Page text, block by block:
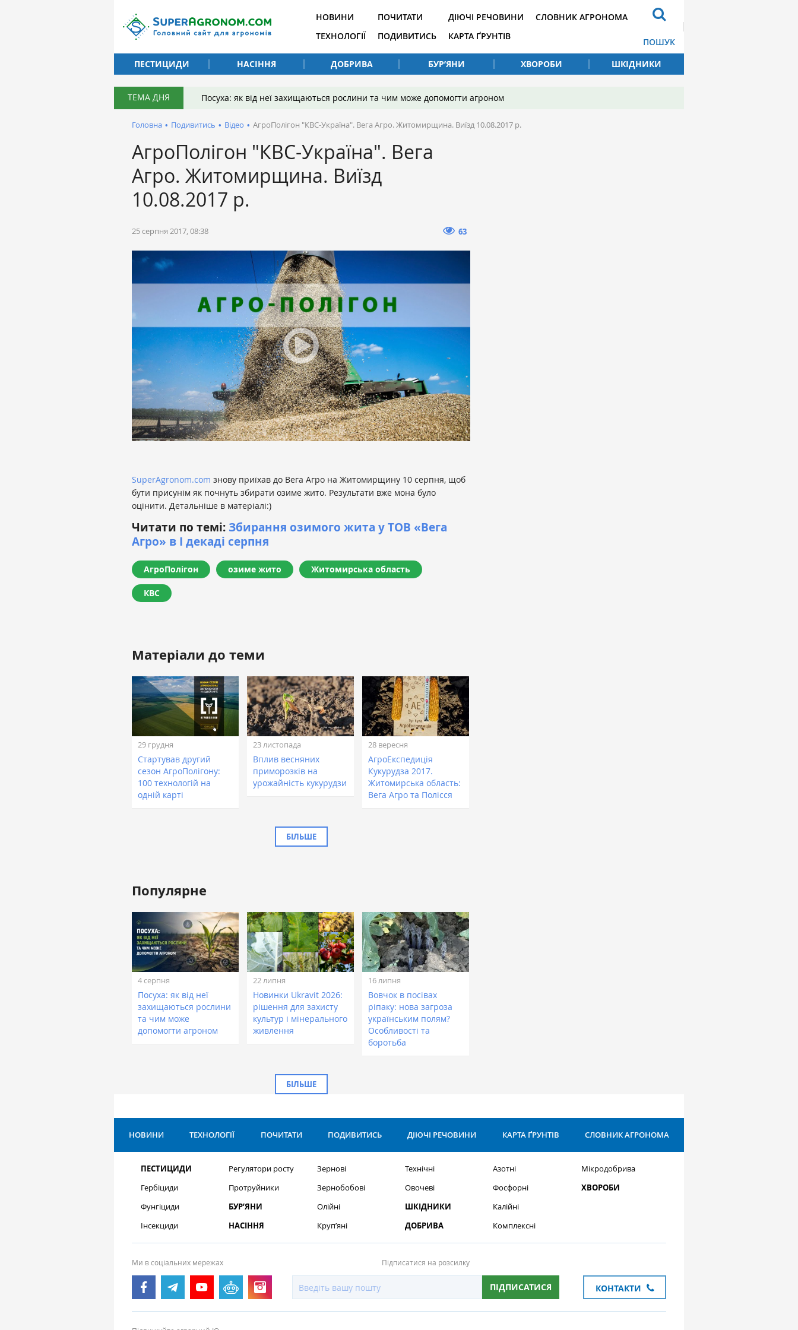
НОВИНИ
ТЕХНОЛОГІЇ
ПОЧИТАТИ
ПОДИВИТИСЬ
ДІЮЧІ РЕЧОВИНИ
КАРТА ҐРУНТІВ
СЛОВНИК АГРОНОМА
ПОШУК
ПЕСТИЦИДИ
НАСІННЯ ДОБРИВА БУР’ЯНИ ХВОРОБИ ШКІДНИКИ
ТЕМА ДНЯ Посуха: як від неї захищаються рослини та чим може допомогти агроном
Головна • Подивитись • Відео • АгроПолігон "КВС-Україна". Вега Агро. Житомирщина. Виїзд 10.08.2017 р.
АгроПолігон "КВС-Україна". Вега
Агро. Житомирщина. Виїзд
10.08.2017 р.
25 серпня 2017, 08:38 63
SuperAgronom.com знову приїхав до Вега Агро на Житомирщину 10 серпня, щоб
бути присунім як почнуть збирати озиме жито. Результати вже мона було
оцінити. Детальніше в матеріалі:)
Читати по темі: Збирання озимого жита у ТОВ «Вега
Агро» в І декаді серпня
АгроПолігон озиме жито Житомирська область
КВС
Матеріали до теми
29 грудня
Стартував другий
сезон АгроПолігону:
100 технологій на
одній карті
23 листопада
Вплив весняних
приморозків на
урожайність кукурудзи
28 вересня
АгроЕкспедиція
Кукурудза 2017.
Житомирська область:
Вега Агро та Полісся
БІЛЬШЕ
Популярне
4 серпня
Посуха: як від неї
захищаються рослини
та чим може
допомогти агроном
22 липня
Новинки Ukravit 2026:
рішення для захисту
культур і мінерального
живлення
16 липня
Вовчок в посівах
ріпаку: нова загроза
українським полям?
Особливості та
боротьба
БІЛЬШЕ
НОВИНИ ТЕХНОЛОГІЇ ПОЧИТАТИ ПОДИВИТИСЬ ДІЮЧІ РЕЧОВИНИ КАРТА ҐРУНТІВ СЛОВНИК АГРОНОМА
ПЕСТИЦИДИ
Гербіциди
Фунгіциди
Інсекциди
Регулятори росту
Протруйники
БУР’ЯНИ
НАСІННЯ
Зернові
Зернобобові
Олійні
Круп’яні
Технічні
Овочеві
ШКІДНИКИ
ДОБРИВА
Азотні
Фосфорні
Калійні
Комплексні
Мікродобрива
ХВОРОБИ
Ми в соціальних мережах Підписатися на розсилку
ПІДПИСАТИСЯ КОНТАКТИ